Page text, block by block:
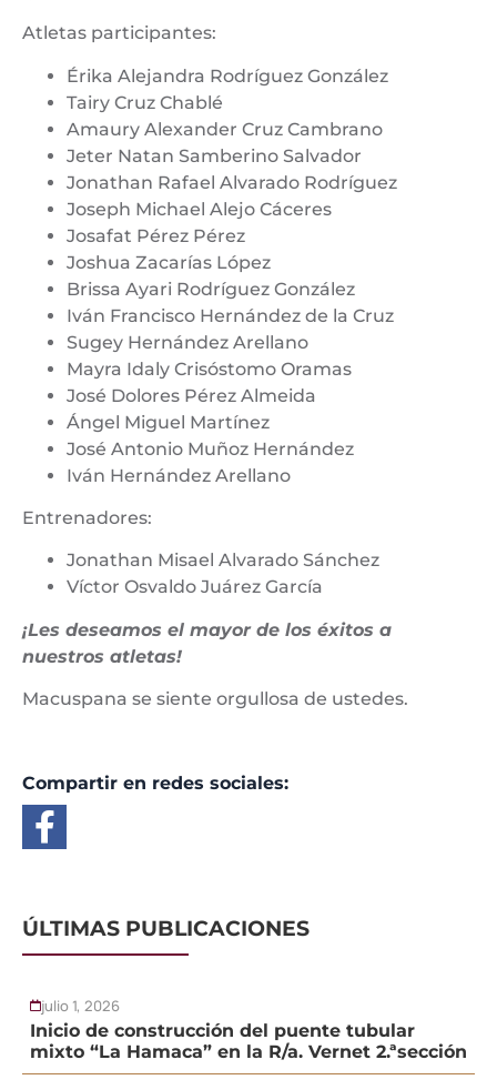
Atletas participantes:
Érika Alejandra Rodríguez González
Tairy Cruz Chablé
Amaury Alexander Cruz Cambrano
Jeter Natan Samberino Salvador
Jonathan Rafael Alvarado Rodríguez
Joseph Michael Alejo Cáceres
Josafat Pérez Pérez
Joshua Zacarías López
Brissa Ayari Rodríguez González
Iván Francisco Hernández de la Cruz
Sugey Hernández Arellano
Mayra Idaly Crisóstomo Oramas
José Dolores Pérez Almeida
Ángel Miguel Martínez
José Antonio Muñoz Hernández
Iván Hernández Arellano
Entrenadores:
Jonathan Misael Alvarado Sánchez
Víctor Osvaldo Juárez García
¡Les deseamos el mayor de los éxitos a
nuestros atletas!
Macuspana se siente orgullosa de ustedes.
Compartir en redes sociales:
ÚLTIMAS PUBLICACIONES
julio 1, 2026
Inicio de construcción del puente tubular
mixto “La Hamaca” en la R/a. Vernet 2.ªsección